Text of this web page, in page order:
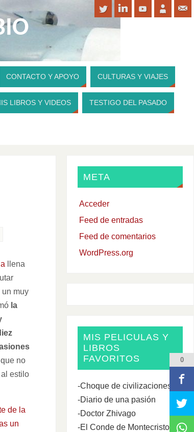
CONTRIBUIR A MI WEBSITE
CONTACTO Y APOYO CULTURAS Y VIAJES
LIBROS Y VIDEOS TESTIGO DEL PASADO
llena
un muy
la
no
estilo
de la
un
META
Acceder
Feed de entradas
Feed de comentarios
WordPress.org
MIS PELICULAS Y
LIBROS
FAVORITOS
-Choque de civilizaciones
-Diario de una pasión
-Doctor Zhivago
-El Conde de Montecristo
0